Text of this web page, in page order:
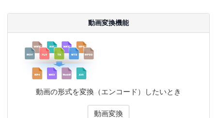
動画変換機能
動画の形式を変換（エンコード）したいとき
動画変換